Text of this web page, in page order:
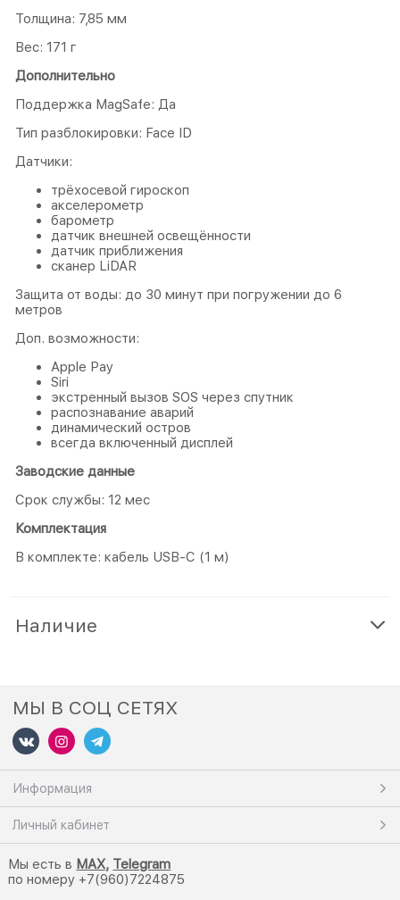
Толщина: 7,85 мм
Вес: 171 г
Дополнительно
Поддержка MagSafe: Да
Тип разблокировки: Face ID
Датчики:
трёхосевой гироскоп
акселерометр
барометр
датчик внешней освещённости
датчик приближения
сканер LiDAR
Защита от воды: до 30 минут при погружении до 6
метров
Доп. возможности:
Apple Pay
Siri
экстренный вызов SOS через спутник
распознавание аварий
динамический остров
всегда включенный дисплей
Заводские данные
Срок службы: 12 мес
Комплектация
В комплекте: кабель USB-С (1 м)
Наличие
МЫ В СОЦ СЕТЯХ
Информация
Личный кабинет
Мы есть в MAX, Telegram
по номеру +7(960)7224875